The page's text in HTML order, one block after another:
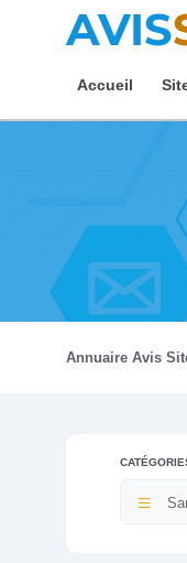
AVIS
Accueil
Annuaire Avis